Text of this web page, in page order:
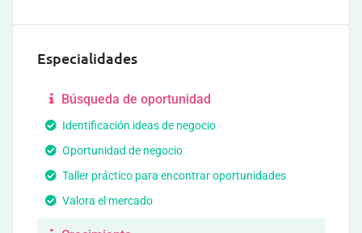
Especialidades
Búsqueda de oportunidad
Identificación ideas de negocio
Oportunidad de negocio
Taller práctico para encontrar oportunidades
Valora el mercado